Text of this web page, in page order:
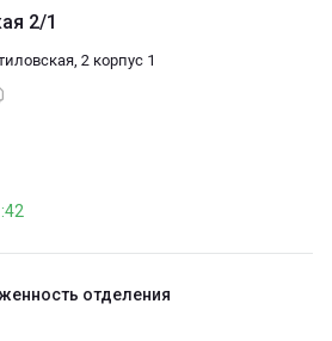
2/1
2 корпус 1
отделения